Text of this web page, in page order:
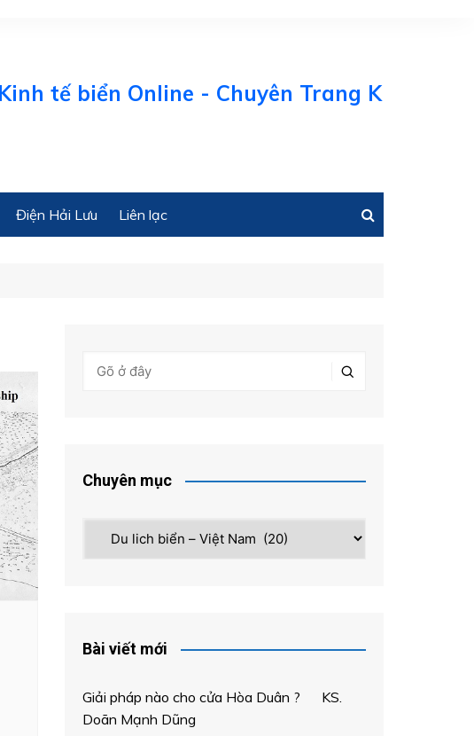
biển Online - Chuyên Trang Kinh tế Biển
Điện Hải Lưu Liên lạc
Chuyên mục
Bài viết mới
Giải pháp nào cho cửa Hòa Duân ? KS.
Doãn Mạnh Dũng